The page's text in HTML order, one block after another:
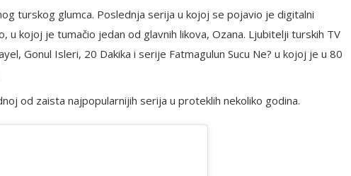
turskog glumca. Poslednja serija u kojoj se pojavio je digitalni
u kojoj je tumačio jedan od glavnih likova, Ozana. Ljubitelji turskih TV
Gonul Isleri, 20 Dakika i serije Fatmagulun Sucu Ne? u kojoj je u 80
od zaista najpopularnijih serija u proteklih nekoliko godina.